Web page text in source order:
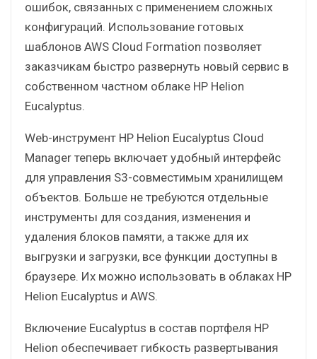
ошибок, связанных с применением сложных
конфигураций. Использование готовых
шаблонов AWS Cloud Formation позволяет
заказчикам быстро развернуть новый сервис в
собственном частном облаке HP Helion
Eucalyptus.
Web-инструмент HP Helion Eucalyptus Cloud
Manager теперь включает удобный интерфейс
для управления S3-совместимым хранилищем
объектов. Больше не требуются отдельные
инструменты для создания, изменения и
удаления блоков памяти, а также для их
выгрузки и загрузки, все функции доступны в
браузере. Их можно использовать в облаках HP
Helion Eucalyptus и AWS.
Включение Eucalyptus в состав портфеля HP
Helion обеспечивает гибкость развертывания